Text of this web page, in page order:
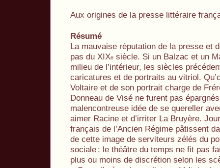
Aux origines de la presse littéraire
Résumé
La mauvaise réputation de la presse et
pas du XIXe siècle. Si un Balzac et un
milieu de l’intérieur, les siècles
caricatures et de portraits au vitriol.
Voltaire et de son portrait charge de
Donneau de Visé ne furent pas
malencontreuse idée de se quereller
aimer Racine et d’irriter La Bruyère.
français de l’Ancien Régime pâtissent
de cette image de serviteurs zélés du
sociale : le théâtre du temps ne fit pas
plus ou moins de discrétion selon les